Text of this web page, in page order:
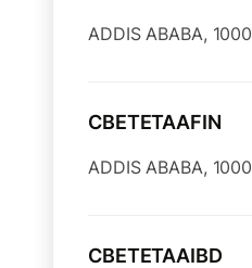
ADDIS ABABA, 1000
CBETETAAFIN
ADDIS ABABA, 1000
CBETETAAIBD